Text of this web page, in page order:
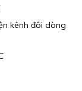
kênh đôi dòng